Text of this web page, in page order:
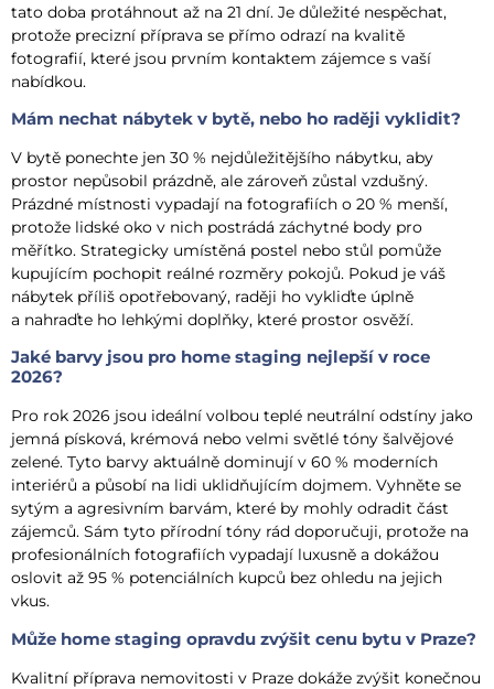
tato doba protáhnout až na 21 dní. Je důležité nespěchat,
protože precizní příprava se přímo odrazí na kvalitě
fotografií, které jsou prvním kontaktem zájemce s vaší
nabídkou.
Mám nechat nábytek v bytě, nebo ho raději vyklidit?
V bytě ponechte jen 30 % nejdůležitějšího nábytku, aby
prostor nepůsobil prázdně, ale zároveň zůstal vzdušný.
Prázdné místnosti vypadají na fotografiích o 20 % menší,
protože lidské oko v nich postrádá záchytné body pro
měřítko. Strategicky umístěná postel nebo stůl pomůže
kupujícím pochopit reálné rozměry pokojů. Pokud je váš
nábytek příliš opotřebovaný, raději ho vykliďte úplně
a nahraďte ho lehkými doplňky, které prostor osvěží.
Jaké barvy jsou pro home staging nejlepší v roce
2026?
Pro rok 2026 jsou ideální volbou teplé neutrální odstíny jako
jemná písková, krémová nebo velmi světlé tóny šalvějové
zelené. Tyto barvy aktuálně dominují v 60 % moderních
interiérů a působí na lidi uklidňujícím dojmem. Vyhněte se
sytým a agresivním barvám, které by mohly odradit část
zájemců. Sám tyto přírodní tóny rád doporučuji, protože na
profesionálních fotografiích vypadají luxusně a dokážou
oslovit až 95 % potenciálních kupců bez ohledu na jejich
vkus.
Může home staging opravdu zvýšit cenu bytu v Praze?
Kvalitní příprava nemovitosti v Praze dokáže zvýšit konečnou